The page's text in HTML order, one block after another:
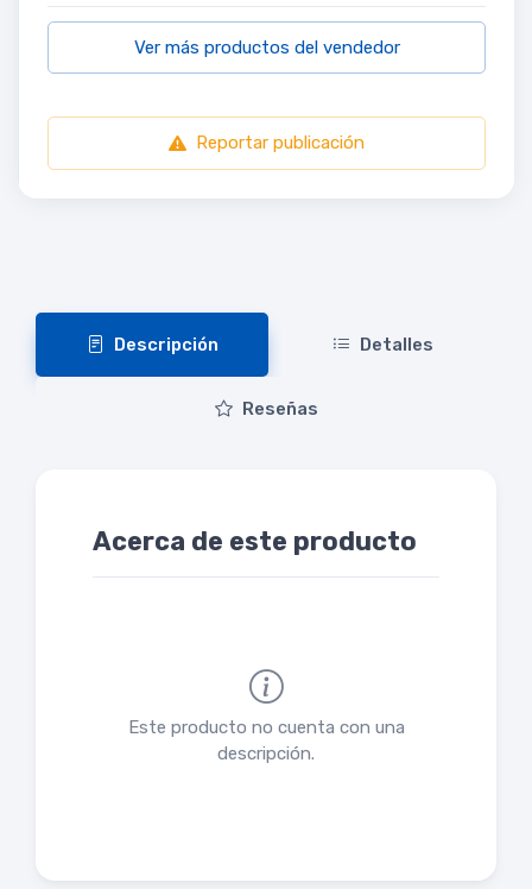
Ver más productos del vendedor
Reportar publicación
Descripción Detalles
Reseñas
Acerca de este producto
Este producto no cuenta con una
descripción.